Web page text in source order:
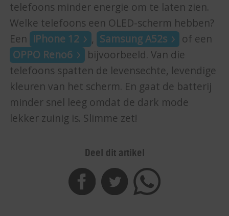
telefoons minder energie om te laten zien.
Welke telefoons een OLED-scherm hebben?
Een iPhone 12 , Samsung A52s
of een
OPPO Reno6
bijvoorbeeld. Van die
telefoons spatten de levensechte, levendige
kleuren van het scherm. En gaat de batterij
minder snel leeg omdat de dark mode
lekker zuinig is. Slimme zet!
Deel dit artikel